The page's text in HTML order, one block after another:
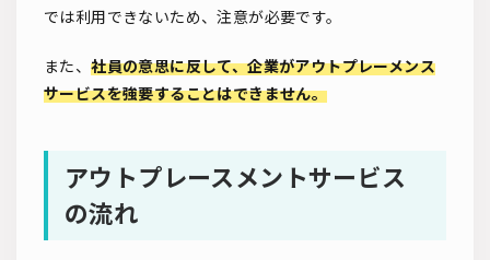
では利用できないため、注意が必要です。
また、社員の意思に反して、企業がアウトプレーメンス
サービスを強要することはできません。
アウトプレースメントサービス
の流れ